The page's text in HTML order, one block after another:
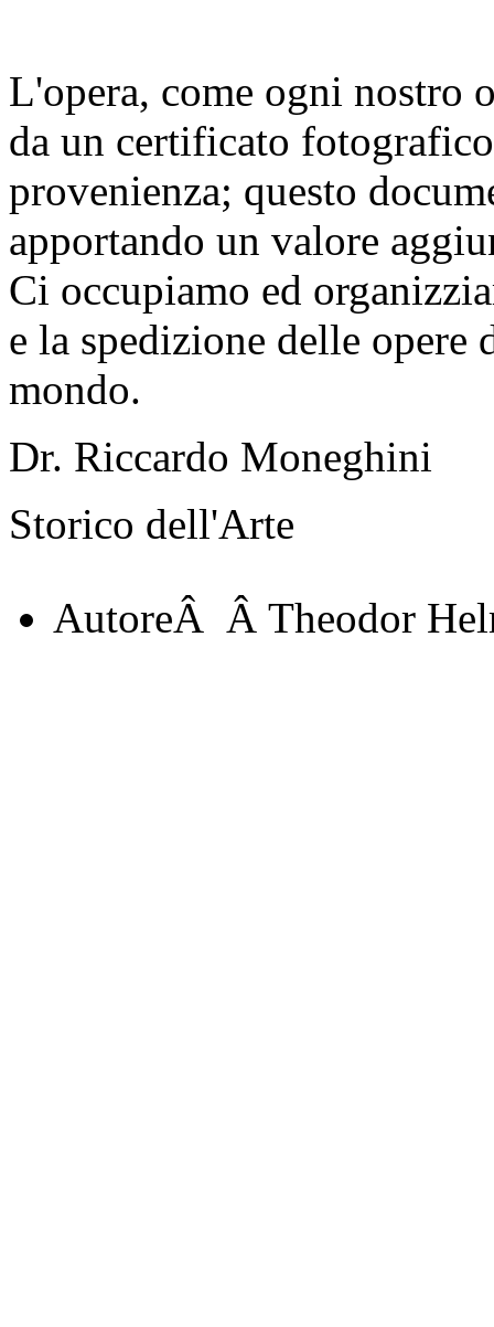
L'opera, come ogni nostro
da un certificato
provenienza; questo
apportando un valore
Ci occupiamo ed
e la spedizione delle
mondo.
Dr. Riccardo Moneghini
Storico dell'Arte
AutoreÂ Â Theodor